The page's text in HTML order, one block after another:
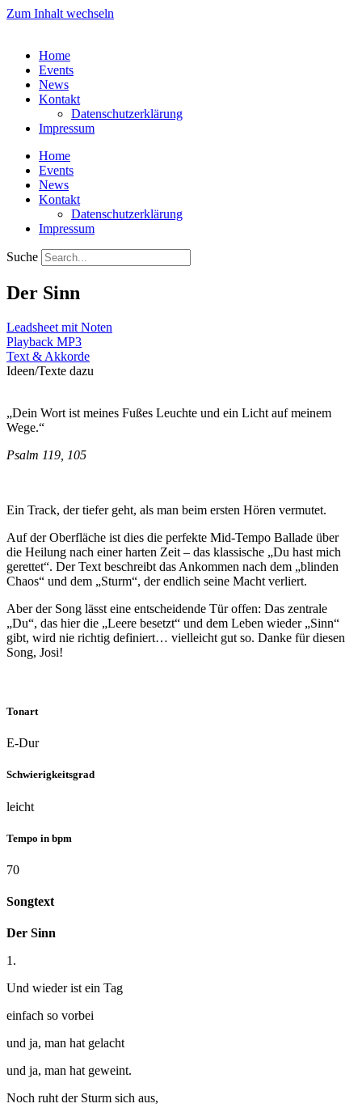
Zum Inhalt wechseln
Home
Events
News
Kontakt
Datenschutzerklärung
Impressum
Home
Events
News
Kontakt
Datenschutzerklärung
Impressum
Suche
Der Sinn
Leadsheet mit Noten
Playback MP3
Text & Akkorde
Ideen/Texte dazu
„Dein Wort ist meines Fußes Leuchte und ein Licht auf meinem
Wege.“
Psalm 119, 105
Ein Track, der tiefer geht, als man beim ersten Hören vermutet.
Auf der Oberfläche ist dies die perfekte Mid-Tempo Ballade über
die Heilung nach einer harten Zeit – das klassische „Du hast mich
gerettet“. Der Text beschreibt das Ankommen nach dem „blinden
Chaos“ und dem „Sturm“, der endlich seine Macht verliert.
Aber der Song lässt eine entscheidende Tür offen: Das zentrale
„Du“, das hier die „Leere besetzt“ und dem Leben wieder „Sinn“
gibt, wird nie richtig definiert… vielleicht gut so. Danke für diesen
Song, Josi!
Tonart
E-Dur
Schwierigkeitsgrad
leicht
Tempo in bpm
70
Songtext
Der Sinn
1.
Und wieder ist ein Tag
einfach so vorbei
und ja, man hat gelacht
und ja, man hat geweint.
Noch ruht der Sturm sich aus,